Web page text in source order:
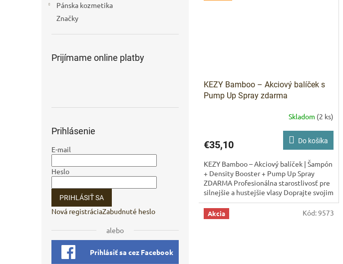
Pánska kozmetika
Značky
Prijímame online platby
Prihlásenie
E-mail
Heslo
PRIHLÁSIŤ SA
Nová registráciaZabudnuté heslo
alebo
Prihlásiť sa cez Facebook
KEZY Bamboo – Akciový balíček s
Pump Up Spray zdarma
Skladom (2 ks)
€35,10 Do košíka
KEZY Bamboo – Akciový balíček | Šampón
+ Density Booster + Pump Up Spray
ZDARMA Profesionálna starostlivosť pre
silnejšie a hustejšie vlasy Doprajte svojim
vlasom intenzívnu...
Akcia Kód:9573